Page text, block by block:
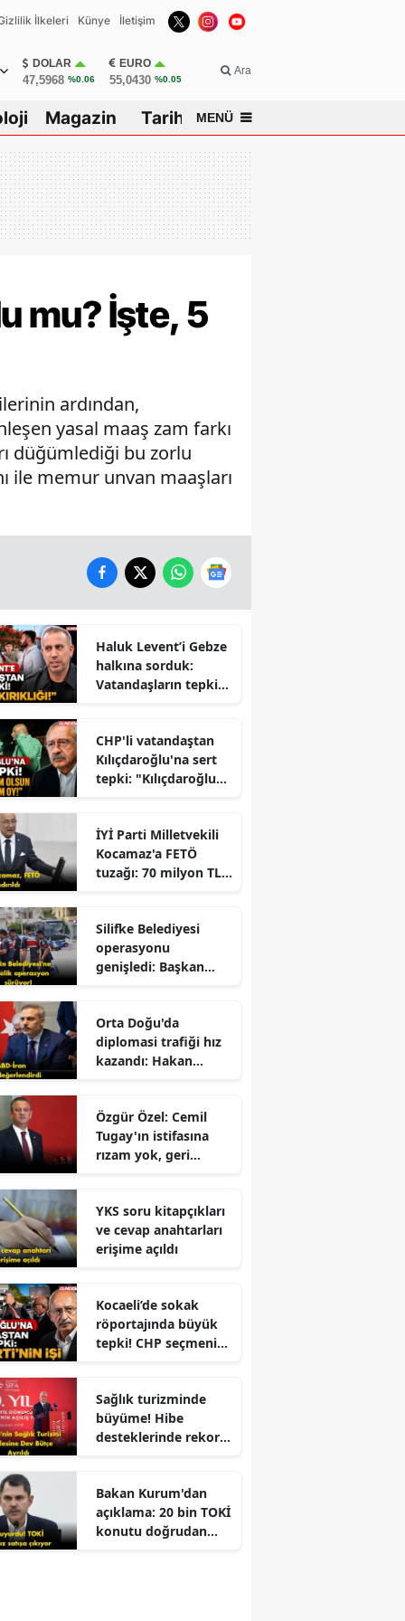
İlkeleri Künye İletişim
DOLAR
47,5968 %0.06
EURO
55,0430 %0.05
Ara
Magazin Tarih MENÜ
mu? İşte, 5
ardından,
yasal maaş zam farkı
düğümlediği bu zorlu
ile memur unvan maaşları
Haluk Levent’i Gebze
halkına sorduk:
Vatandaşların tepkisi
CHP'li vatandaştan
Kılıçdaroğlu'na sert
tepki: "Kılıçdaroğlu
Büyüyor
İYİ Parti Milletvekili
Kocamaz'a FETÖ
tuzağı: 70 milyon TL
Silifke Belediyesi
operasyonu
genişledi: Başkan
Orta Doğu'da
diplomasi trafiği hız
kazandı: Hakan
Özgür Özel: Cemil
Tugay'ın istifasına
rızam yok, geri
YKS soru kitapçıkları
ve cevap anahtarları
erişime açıldı
Kocaeli’de sokak
röportajında büyük
tepki! CHP seçmeni
Sağlık turizminde
büyüme! Hibe
desteklerinde rekor
yeni bir çehre
kazandırılıyor mu?
Bakan Kurum'dan
açıklama: 20 bin TOKİ
konutu doğrudan